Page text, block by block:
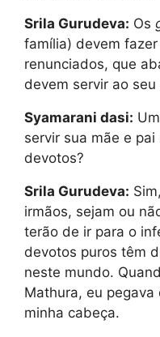
Srila Gurudeva: Os
família) devem
renunciados, que
devem servir ao
Syamarani dasi:
servir sua mãe e
devotos?
Srila Gurudeva:
irmãos, sejam ou
terão de ir para o
devotos puros têm
neste mundo.
Mathura, eu
minha cabeça.